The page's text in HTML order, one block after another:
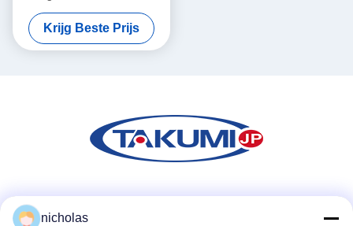
rendement de oliefilter van
Nissan
Krijg Beste Prijs
nicholas